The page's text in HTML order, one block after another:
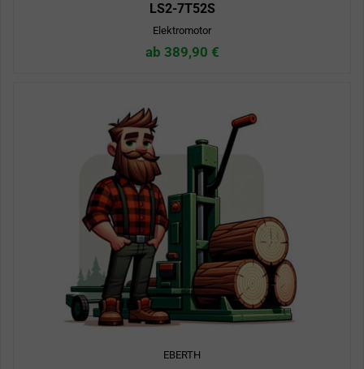
LS2-7T52S
Elektromotor
ab 389,90 €
EBERTH